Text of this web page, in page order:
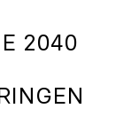
2040